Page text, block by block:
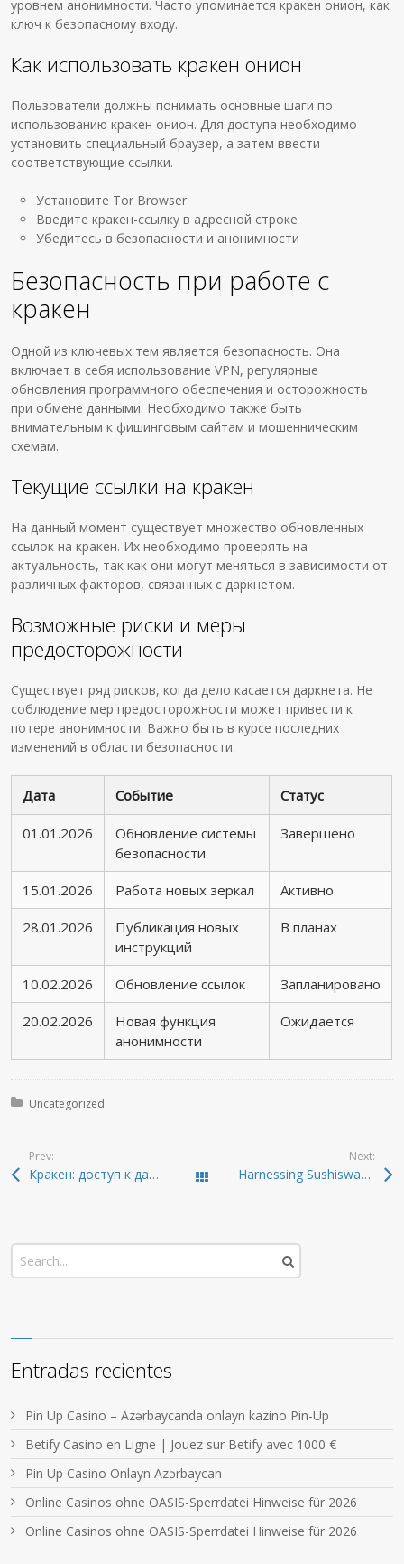
уровнем анонимности. Часто упоминается кракен онион, как
ключ к безопасному входу.
Как использовать кракен онион
Пользователи должны понимать основные шаги по
использованию кракен онион. Для доступа необходимо
установить специальный браузер, а затем ввести
соответствующие ссылки.
Установите Tor Browser
Введите кракен-ссылку в адресной строке
Убедитесь в безопасности и анонимности
Безопасность при работе с
кракен
Одной из ключевых тем является безопасность. Она
включает в себя использование VPN, регулярные
обновления программного обеспечения и осторожность
при обмене данными. Необходимо также быть
внимательным к фишинговым сайтам и мошенническим
схемам.
Текущие ссылки на кракен
На данный момент существует множество обновленных
ссылок на кракен. Их необходимо проверять на
актуальность, так как они могут меняться в зависимости от
различных факторов, связанных с даркнетом.
Возможные риски и меры
предосторожности
Существует ряд рисков, когда дело касается даркнета. Не
соблюдение мер предосторожности может привести к
потере анонимности. Важно быть в курсе последних
изменений в области безопасности.
Дата Событие Статус
01.01.2026
Обновление системы
безопасности
Завершено
15.01.2026 Работа новых зеркал Активно
28.01.2026
Публикация новых
инструкций
В планах
10.02.2026 Обновление ссылок Запланировано
20.02.2026
Новая функция
анонимности
Ожидается
Posted in:
Uncategorized
Prev:
Кракен: доступ к даркнету и актуальные ссылки 2026 Todas las entradas
Next:
Harnessing Sushiswap for Efficient DEX Trading
Entradas recientes
Pin Up Casino – Azərbaycanda onlayn kazino Pin-Up
Betify Casino en Ligne | Jouez sur Betify avec 1000 €
Pin Up Casino Onlayn Azərbaycan
Online Casinos ohne OASIS-Sperrdatei Hinweise für 2026
Online Casinos ohne OASIS-Sperrdatei Hinweise für 2026